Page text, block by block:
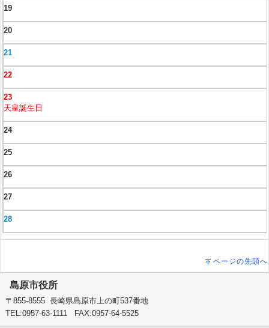
19
20
21
22
23
天皇誕生日
24
25
26
27
28
ページの先頭へ
島原市役所
〒855-8555 長崎県島原市上の町537番地
TEL:0957-63-1111 FAX:0957-64-5525